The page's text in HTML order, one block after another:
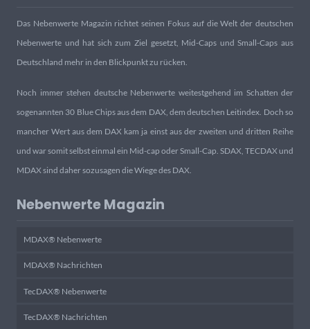
Das Nebenwerte Magazin richtet seinen Fokus auf die Welt der deutschen
Nebenwerte und hat sich zum Ziel gesetzt, Mid-Caps und Small-Caps aus
Deutschland mehr in den Blickpunkt zu rücken.
Noch immer stehen deutsche Nebenwerte weitestgehend im Schatten der
sogenannten 30 Blue Chips aus dem DAX, dem deutschen Leitindex. Doch so
mancher Wert aus dem DAX kam ja einst aus der zweiten und dritten Reihe
und war somit selbst einmal ein Mid-cap oder Small-Cap. SDAX, TECDAX und
MDAX sind daher sozusagen die Wiege des DAX.
Nebenwerte Magazin
MDAX® Nebenwerte
MDAX® Nachrichten
TecDAX® Nebenwerte
TecDAX® Nachrichten